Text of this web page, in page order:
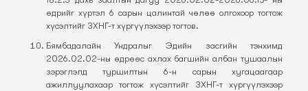
өдрийг хүртэл 6 сарын цалинтай чөлөө олгохоор тогтож
хүсэлтийг ЗХНГ-т хүргүүлэхээр тогтов.
Бямбадалайн Ундралыг Эдийн засгийн тэнхимд
2026.02.02-ны өдрөөс ахлах багшийн албан тушаалын
зэрэглэлд туршилтын 6-н сарын хугацаагаар
ажиллуулахаар тогтож хүсэлтийг ЗХНГ-т хүргүүлэхээр